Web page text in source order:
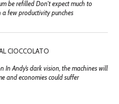
be refilled Don't expect much to
few productivity punches
CIOCCOLATO
Andy’s dark vision, the machines will
and economies could suffer